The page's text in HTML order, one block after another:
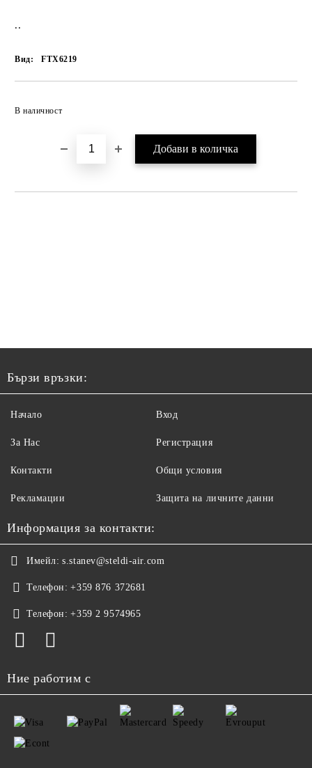
..
Вид: FTX6219
В наличност
Бързи връзки:
Начало
За Нас
Контакти
Рекламации
Вход
Регистрация
Общи условия
Защита на личните данни
Информация за контакти:
Имейл: s.stanev@steldi-air.com
Телефон: +359 876 372681
Телефон: +359 2 9574965
Ние работим с